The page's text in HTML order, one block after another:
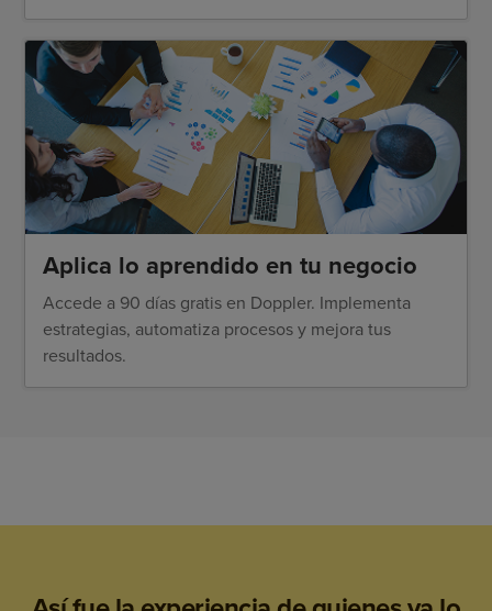
Aplica lo aprendido en tu negocio
Accede a 90 días gratis en Doppler. Implementa
estrategias, automatiza procesos y mejora tus
resultados.